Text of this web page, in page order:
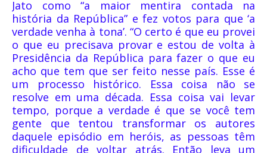
Jato como “a maior mentira contada na
história da República” e fez votos para que ‘a
verdade venha à tona’. “O certo é que eu provei
o que eu precisava provar e estou de volta à
Presidência da República para fazer o que eu
acho que tem que ser feito nesse país. Esse é
um processo histórico. Essa coisa não se
resolve em uma década. Essa coisa vai levar
tempo, porque a verdade é que se você tem
gente que tentou transformar os autores
daquele episódio em heróis, as pessoas têm
dificuldade de voltar atrás. Então leva um